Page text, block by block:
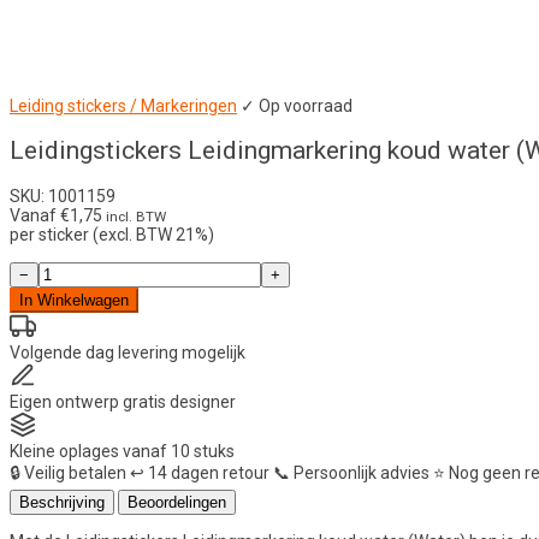
Leiding stickers / Markeringen ✓ Op voorraad
Leidingstickers Leidingmarkering koud water
SKU: 1001159
Vanaf€1,75 incl. BTW
per sticker (excl. BTW 21%)
Leidingstickers
Leidingmarkering
koud
water
(Water)
aantal
−
+
In Winkelwagen
Volgende dag levering mogelijk
Eigen ontwerp gratis designer
Kleine oplages vanaf 10 stuks
🔒Veilig betalen ↩️ 14 dagen retour 📞 Persoonlijk advies ⭐ Nog geen
Beschrijving Beoordelingen